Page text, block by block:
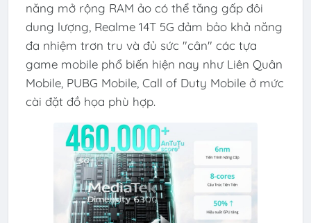
năng mở rộng RAM ảo có thể tăng gấp đôi
dung lượng, Realme 14T 5G đảm bảo khả năng
đa nhiệm trơn tru và đủ sức "cân" các tựa
game mobile phổ biến hiện nay như Liên Quân
Mobile, PUBG Mobile, Call of Duty Mobile ở mức
cài đặt đồ họa phù hợp.